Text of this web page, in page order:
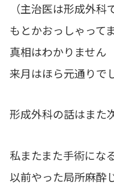
（主治医は形成外
もとかおっしゃって
真相はわかりません
来月はほら元通りで
形成外科の話はまた
私またまた手術にな
以前やった局所麻酔